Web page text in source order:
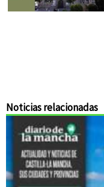
Noticias relacionadas